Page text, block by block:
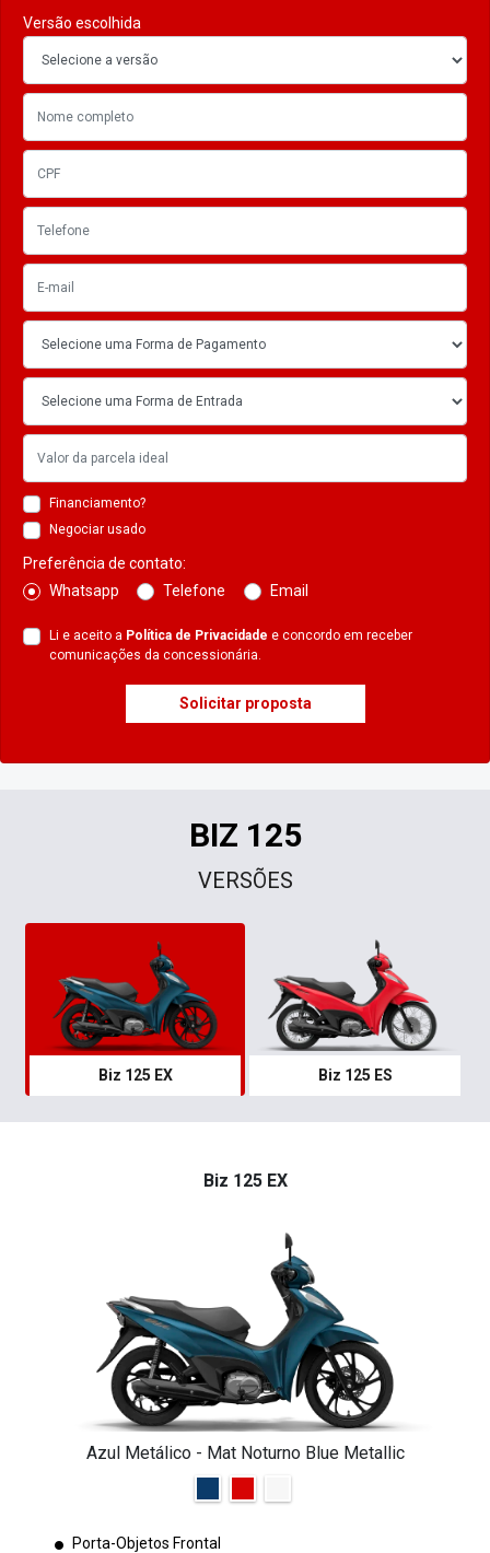
Versão escolhida
Financiamento?
Negociar usado
Preferência de contato:
Whatsapp
Telefone Email
Li e aceito a Política de Privacidade e concordo em receber
comunicações da concessionária.
Solicitar proposta
BIZ 125
VERSÕES
Biz 125 EX Biz 125 ES
Biz 125 EX
Azul Metálico - Mat Noturno Blue Metallic
Porta-Objetos Frontal